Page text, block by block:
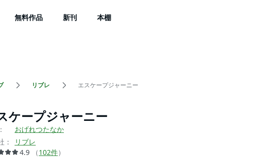
無料作品 新刊 本棚
リブレ エスケープジャーニー
ケープジャーニー
おげれつたなか
：
リブレ
4.9
（102件）